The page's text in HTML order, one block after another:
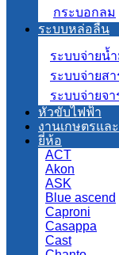
กระบอกลม
ระบบหล่อลื่น
ระบบจ่ายน้
ระบบจ่ายส
ระบบจ่ายจา
หัวขับไฟฟ้า
งานเกษตรแล
ยี่ห้อ
ACT
Akon
ASK
Blue ascend
Caproni
Casappa
Cast